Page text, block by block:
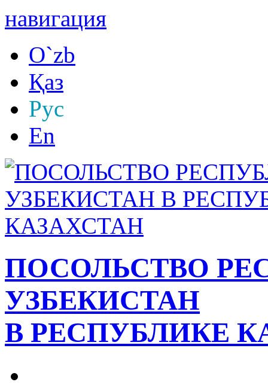
навигация
O`zb
Қаз
Рус
En
ПОСОЛЬСТВО
УЗБЕКИСТАН
В РЕСПУБЛИКЕ